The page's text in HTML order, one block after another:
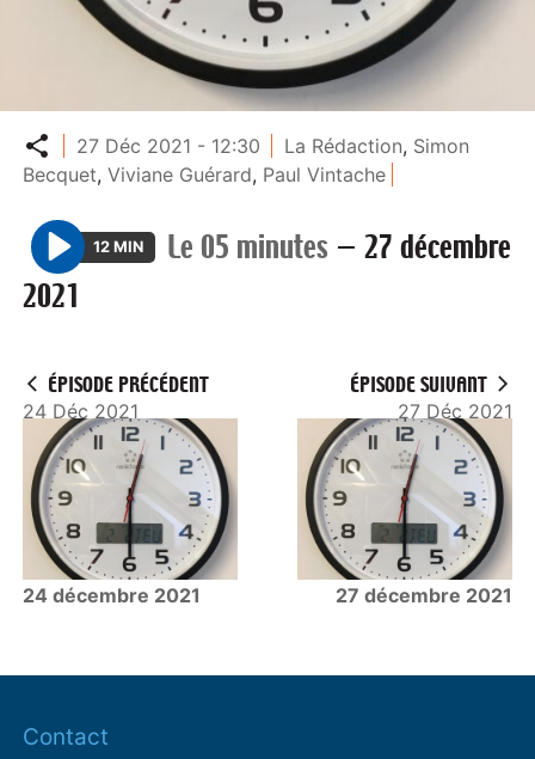
Partager
27 Déc 2021 - 12:30 La Rédaction, Simon
Becquet,Viviane Guérard, Paul Vintache
P
l
12 MIN Le 05 minutes — 27 décembre
2021
ÉPISODE PRÉCÉDENT
24 Déc 2021
24 décembre 2021
ÉPISODE SUIVANT
27 Déc 2021
27 décembre 2021
Contact